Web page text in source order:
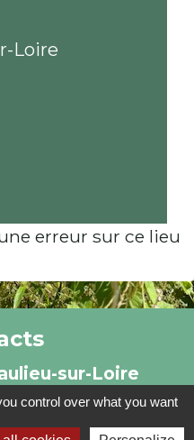
Loire
erreur sur ce lieu
sur-Loire
l'Eglise
Loire - FRANCE
control over what you want